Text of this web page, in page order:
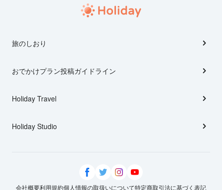
旅のしおり
おでかけプラン投稿ガイドライン
Holiday Travel
Holiday Studio
会社概要利用規約個人情報の取扱いについて特定商取引法に基づく表記